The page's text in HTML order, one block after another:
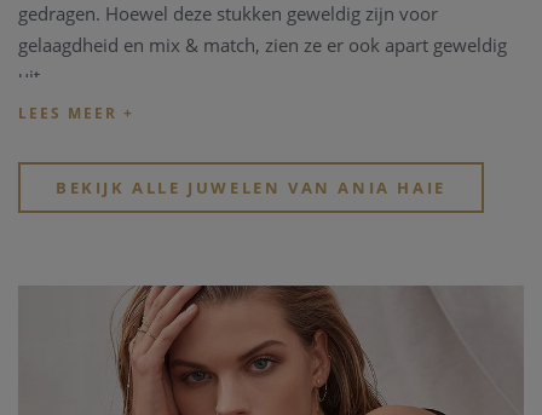
gedragen. Hoewel deze stukken geweldig zijn voor
gelaagdheid en mix & match, zien ze er ook apart geweldig
uit.
Elk juweel is toegankelijk, trendy en altijd moeiteloos chic.
BEKIJK ALLE JUWELEN VAN ANIA HAIE